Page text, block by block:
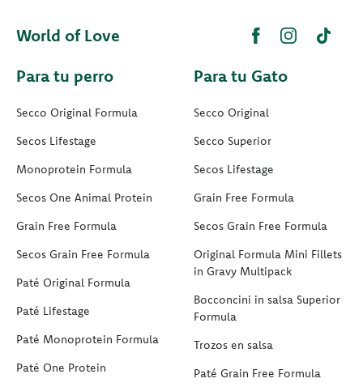
World of Love
Para tu perro
Secco Original Formula
Secos Lifestage
Monoprotein Formula
Secos One Animal Protein
Grain Free Formula
Secos Grain Free Formula
Paté Original Formula
Paté Lifestage
Paté Monoprotein Formula
Paté One Protein
Para tu Gato
Secco Original
Secco Superior
Secos Lifestage
Grain Free Formula
Secos Grain Free Formula
Original Formula Mini Fillets
in Gravy Multipack
Bocconcini in salsa Superior
Formula
Trozos en salsa
Paté Grain Free Formula